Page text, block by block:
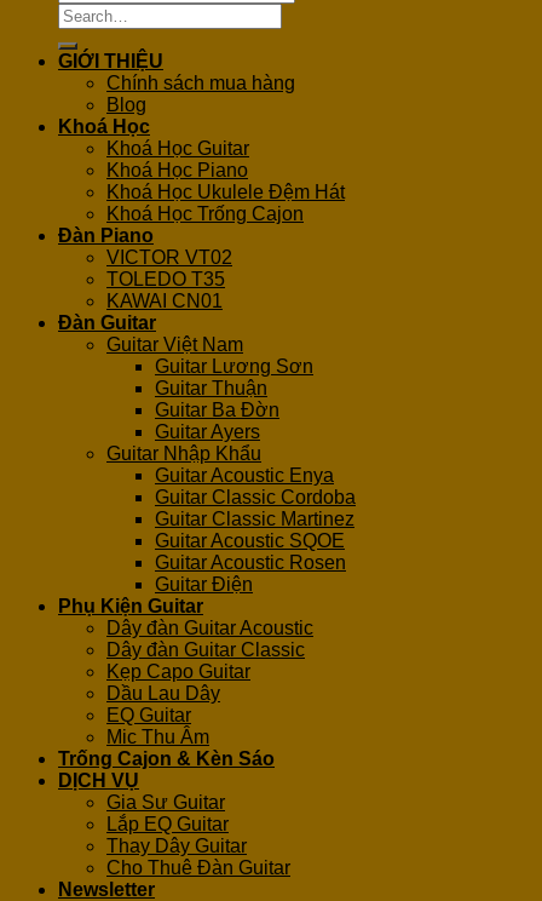
Search
for:
GIỚI THIỆU
Chính sách mua hàng
Blog
Khoá Học
Khoá Học Guitar
Khoá Học Piano
Khoá Học Ukulele Đệm Hát
Khoá Học Trống Cajon
Đàn Piano
VICTOR VT02
TOLEDO T35
KAWAI CN01
Đàn Guitar
Guitar Việt Nam
Guitar Lương Sơn
Guitar Thuận
Guitar Ba Đờn
Guitar Ayers
Guitar Nhập Khẩu
Guitar Acoustic Enya
Guitar Classic Cordoba
Guitar Classic Martinez
Guitar Acoustic SQOE
Guitar Acoustic Rosen
Guitar Điện
Phụ Kiện Guitar
Dây đàn Guitar Acoustic
Dây đàn Guitar Classic
Kẹp Capo Guitar
Dầu Lau Dây
EQ Guitar
Mic Thu Âm
Trống Cajon & Kèn Sáo
DỊCH VỤ
Gia Sư Guitar
Lắp EQ Guitar
Thay Dây Guitar
Cho Thuê Đàn Guitar
Newsletter